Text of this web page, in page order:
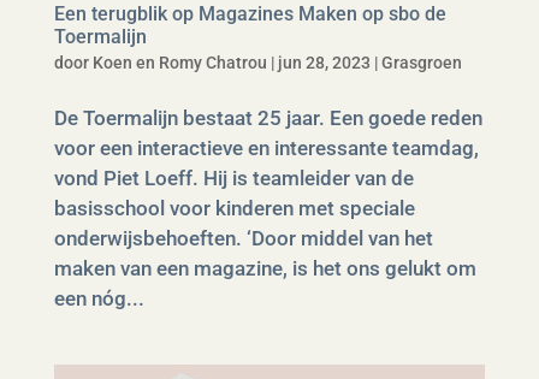
Een terugblik op Magazines Maken op sbo de
Toermalijn
door Koen en Romy Chatrou | jun 28, 2023 |Grasgroen
De Toermalijn bestaat 25 jaar. Een goede reden
voor een interactieve en interessante teamdag,
vond Piet Loeff. Hij is teamleider van de
basisschool voor kinderen met speciale
onderwijsbehoeften. ‘Door middel van het
maken van een magazine, is het ons gelukt om
een nóg...